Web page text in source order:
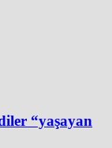
“yaşayan